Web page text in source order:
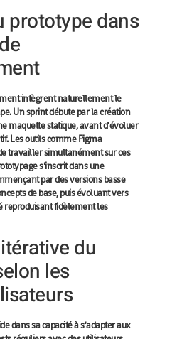
prototype dans
intègrent naturellement le
Un sprint débute par la création
maquette statique, avant d'évoluer
Les outils comme Figma
travailler simultanément sur ces
s'inscrit dans une
par des versions basse
de base, puis évoluant vers
reproduisant fidèlement les
du
les
dans sa capacité à s'adapter aux